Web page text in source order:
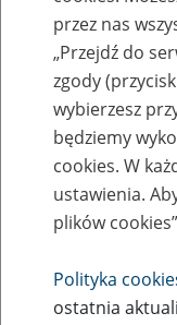
Zaproś ZUS
eZUS w
Rodzaj wydarzenia
Szkolenia
przez nas
„Przejdź do
zgody
wybierzesz
będziemy
cookies. W
ustawienia.
plików
Polityka
ostatnia